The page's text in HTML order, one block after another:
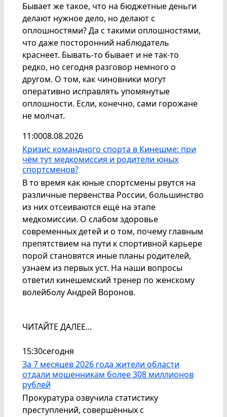
Бывает же такое, что на бюджетные деньги
делают нужное дело, но делают с
оплошностями? Да с такими оплошностями,
что даже посторонний наблюдатель
краснеет. Бывать-то бывает и не так-то
редко, но сегодня разговор немного о
другом. О том, как чиновники могут
оперативно исправлять упомянутые
оплошности. Если, конечно, сами горожане
не молчат.
11:0008.08.2026
Кризис командного спорта в Кинешме: при
чём тут медкомиссия и родители юных
спортсменов?
В то время как юные спортсмены рвутся на
различные первенства России, большинство
из них отсеиваются ещё на этапе
медкомиссии. О слабом здоровье
современных детей и о том, почему главным
препятствием на пути к спортивной карьере
порой становятся иные планы родителей,
узнаём из первых уст. На наши вопросы
ответил кинешемский тренер по женскому
волейболу Андрей Воронов.
ЧИТАЙТЕ ДАЛЕЕ...
15:30сегодня
За 7 месяцев 2026 года жители области
отдали мошенникам более 308 миллионов
рублей
Прокуратура озвучила статистику
преступлений, совершённых с